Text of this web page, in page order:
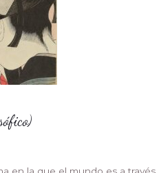
en la que el mundo es a través